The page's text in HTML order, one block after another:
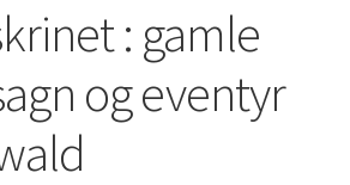
: gamle
og eventyr